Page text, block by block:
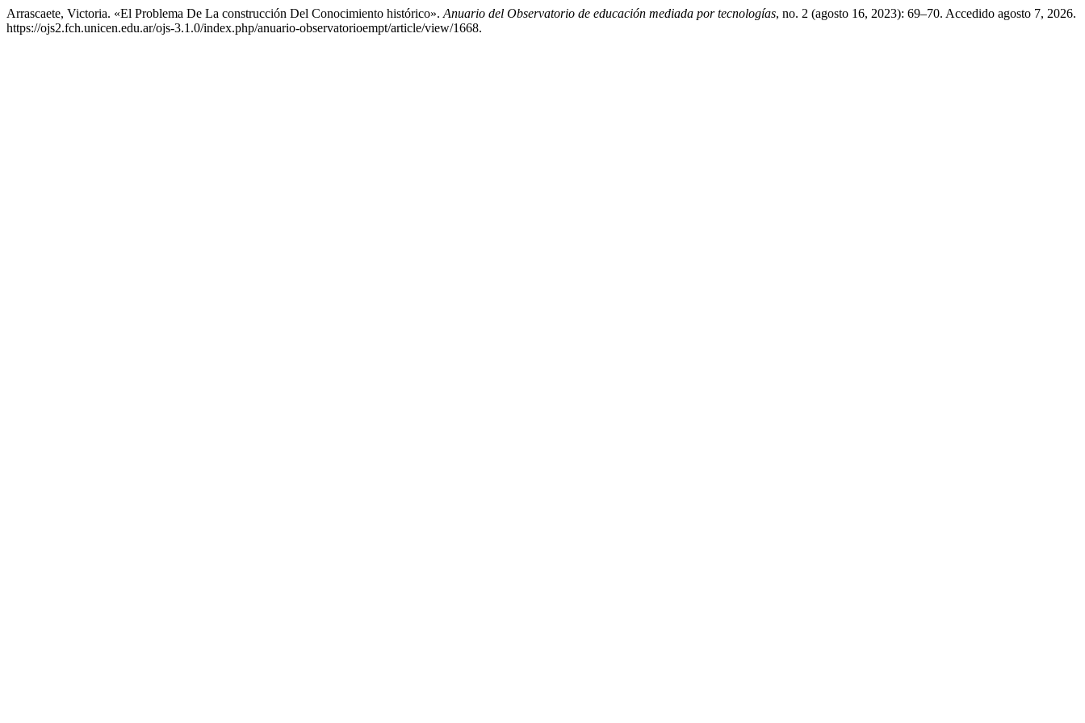
Arrascaete, Victoria. «El Problema De La construcción Del Conocimiento histórico». Anuario del Observatorio de educación mediada por tecnologías, no. 2 (agosto 16, 2023): 69–70. Accedido agosto 7, 2026.
https://ojs2.fch.unicen.edu.ar/ojs-3.1.0/index.php/anuario-observatorioempt/article/view/1668.